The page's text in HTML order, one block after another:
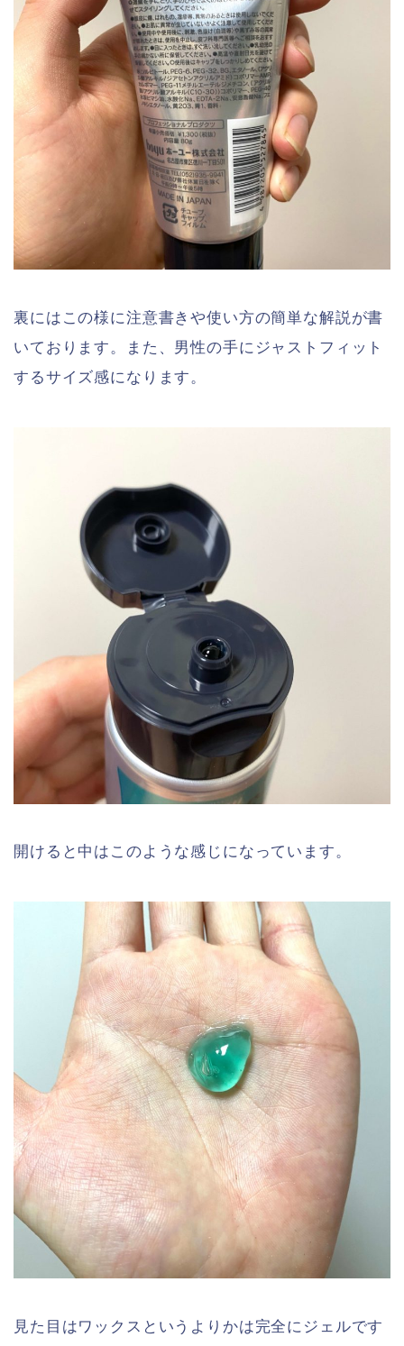
裏にはこの様に注意書きや使い方の簡単な解説が書
いております。また、男性の手にジャストフィット
するサイズ感になります。
開けると中はこのような感じになっています。
見た目はワックスというよりかは完全にジェルです